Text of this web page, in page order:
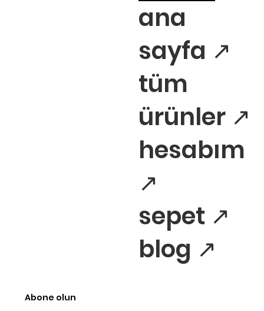
Abone olun
ana
sayfa ↗
tüm
ürünler ↗
hesabım
↗
sepet ↗
blog ↗